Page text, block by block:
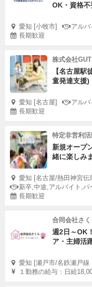
OK・資格
愛知 [小牧市] アルバ
長期歓迎
株式会社
【名古屋
童発達支援)
愛知 [名古屋] アルバ
長期歓迎
特定非営利
新規オープ
緒に楽しみ
愛知 [名古屋/熱田神宮伝
新卒,中途,アルバイト,パ
長期歓迎
合同会社さく
週2日～OK
ア・主婦活
愛知 [瀬戸市/名鉄瀬戸
１勤務の給与：日給